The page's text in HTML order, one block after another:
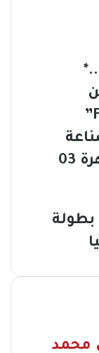
“Football Access Summit”
كرة القدم العالمية* *القاهرة 03
محمد